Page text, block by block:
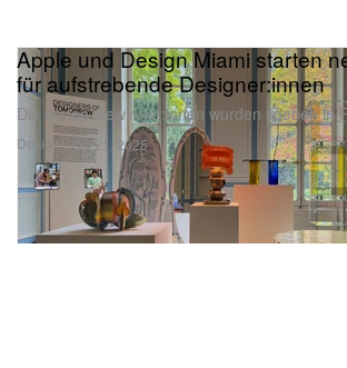
Design
Apple und Design Miami starten
für aufstrebende Designer:innen
Die ersten Gewinner:innen wurden soeben in
Oct 21, 2025